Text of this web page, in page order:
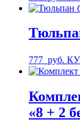
777 руб.
«8 + 2